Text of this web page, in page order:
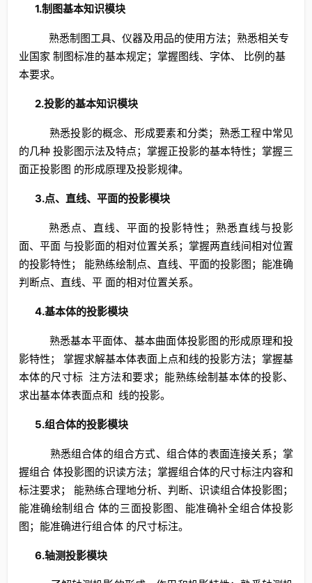
1.制图基本知识模块
熟悉制图工具、仪器及用品的使用方法；熟悉相关专
业国家 制图标准的基本规定；掌握图线、字体、 比例的基
本要求。
2.投影的基本知识模块
熟悉投影的概念、形成要素和分类；熟悉工程中常见
的几种 投影图示法及特点；掌握正投影的基本特性；掌握三
面正投影图 的形成原理及投影规律。
3.点、直线、平面的投影模块
熟悉点、直线、平面的投影特性；熟悉直线与投影
面、平面 与投影面的相对位置关系；掌握两直线间相对位置
的投影特性； 能熟练绘制点、直线、平面的投影图；能准确
判断点、直线、平 面的相对位置关系。
4.基本体的投影模块
熟悉基本平面体、基本曲面体投影图的形成原理和投
影特性； 掌握求解基本体表面上点和线的投影方法；掌握基
本体的尺寸标 注方法和要求；能熟练绘制基本体的投影、
求出基本体表面点和 线的投影。
5.组合体的投影模块
熟悉组合体的组合方式、组合体的表面连接关系；掌
握组合 体投影图的识读方法；掌握组合体的尺寸标注内容和
标注要求； 能熟练合理地分析、判断、识读组合体投影图；
能准确绘制组合 体的三面投影图、能准确补全组合体投影
图；能准确进行组合体 的尺寸标注。
6.轴测投影模块